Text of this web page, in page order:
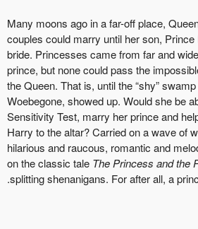
Many moons ago in a far-off place,
couples could marry until her son,
bride. Princesses came from far and
prince, but none could pass the
the Queen. That is, until the “shy”
Woebegone, showed up. Would she be
Sensitivity Test, marry her prince and
Harry to the altar? Carried on a wave of
hilarious and raucous, romantic and
on the classic tale The Princess and the
splitting shenanigans. For after all, a